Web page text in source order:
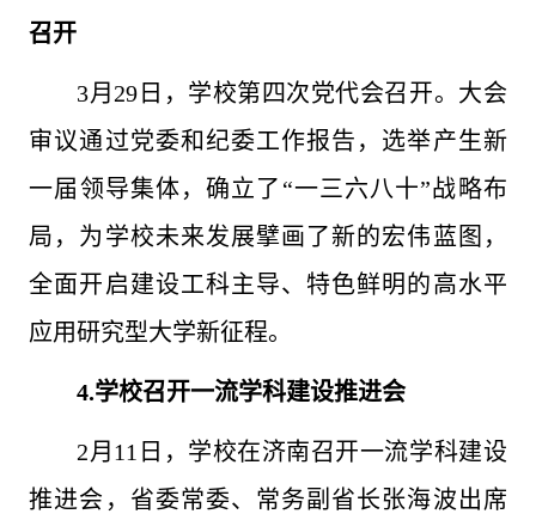
召开
3月29日，学校第四次党代会召开。大会
审议通过党委和纪委工作报告，选举产生新
一届领导集体，确立了“一三六八十”战略布
局，为学校未来发展擘画了新的宏伟蓝图，
全面开启建设工科主导、特色鲜明的高水平
应用研究型大学新征程。
4.学校召开一流学科建设推进会
2月11日，学校在济南召开一流学科建设
推进会，省委常委、常务副省长张海波出席